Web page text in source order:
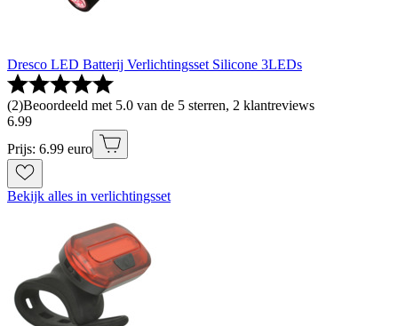
Dresco LED Batterij Verlichtingsset Silicone 3LEDs
(2)Beoordeeld met 5.0 van de 5 sterren, 2 klantreviews
6.99
Prijs: 6.99 euro
Bekijk alles in verlichtingsset